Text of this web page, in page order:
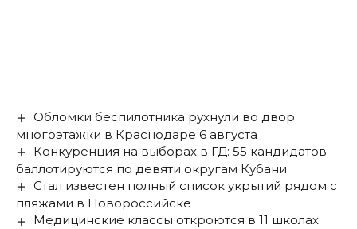
Обломки беспилотника рухнули во двор
многоэтажки в Краснодаре 6 августа
Конкуренция на выборах в ГД: 55 кандидатов
баллотируются по девяти округам Кубани
Стал известен полный список укрытий рядом с
пляжами в Новороссийске
Медицинские классы откроются в 11 школах